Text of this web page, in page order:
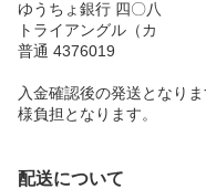
ゆうちょ銀行 四〇八
トライアングル（カ
普通 4376019
入金確認後の発送となり
様負担となります。
配送について